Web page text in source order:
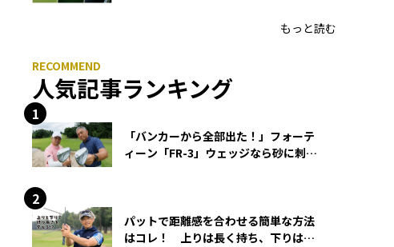
もっと読む
人気記事ランキング
「バンカーから全部出た！」フォーテ
ィーン「FR-3」ウェッジなら砂に刺さ
パットで距離感を合わせる簡単な方法
はコレ！ 上りは長く持ち、下りは短